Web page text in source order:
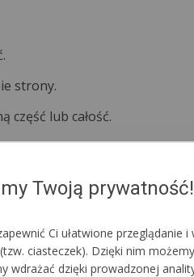
strony.
część lub całość.
szerokości namiotu.
Twoją prywatność!
Ci ułatwione
ciasteczek). Dzięki nim
wdrażać dzięki prowadzonej